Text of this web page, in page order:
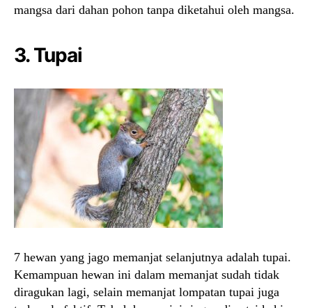
mangsa dari dahan pohon tanpa diketahui oleh mangsa.
3. Tupai
7 hewan yang jago memanjat selanjutnya adalah tupai.
Kemampuan hewan ini dalam memanjat sudah tidak
diragukan lagi, selain memanjat lompatan tupai juga